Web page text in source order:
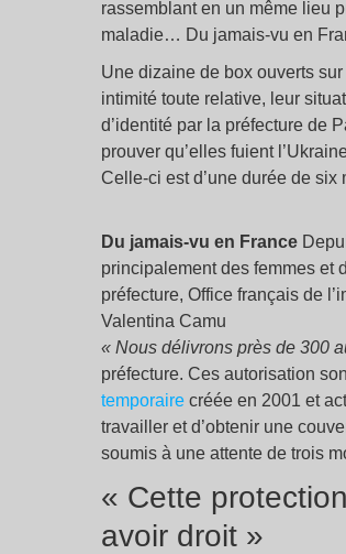
rassemblant en un même lieu
maladie… Du jamais-vu en
Une dizaine de box ouverts
intimité toute relative, leur
d’identité par la préfecture de
prouver qu’elles fuient
Celle-ci est d’une durée de
Du jamais-vu en France
principalement des femmes et
préfecture, Office français de
Valentina Camu
« Nous délivrons près de 300
préfecture. Ces autorisation
temporaire créée en 2001 et
travailler et d’obtenir une
soumis à une attente de trois
« Cette
avoir droit »